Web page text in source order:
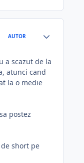
AUTOR
a scazut de la
atunci cand
la o medie
postez
short pe